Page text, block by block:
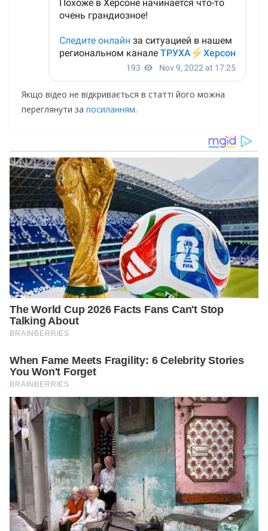
Якщо відео не відкривається в статті його можна
переглянути за посиланням.